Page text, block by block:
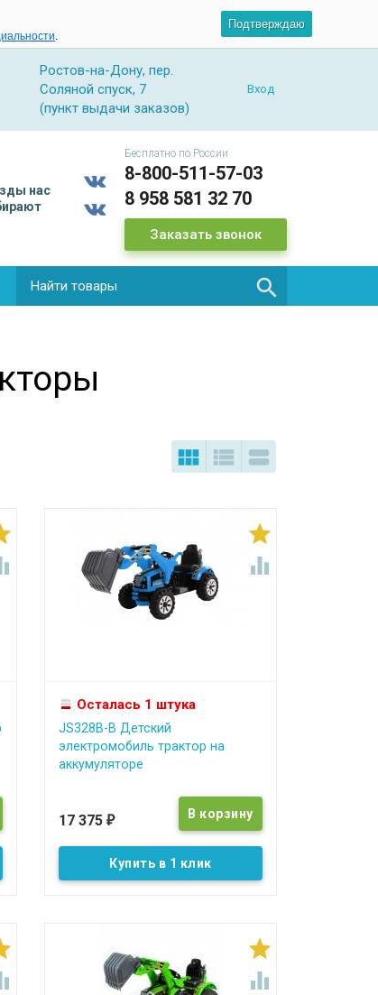
.
Подтверждаю
Ростов-на-Дону, пер.
Соляной спуск, 7
(пункт выдачи заказов)
Вход
нас
Бесплатно по России
8-800-511-57-03
8 958 581 32 70
Заказать звонок

  


Осталась 1 штука
JS328B-B Детский
электромобиль трактор на
аккумуляторе
17 375 ₽
Купить в 1 клик

